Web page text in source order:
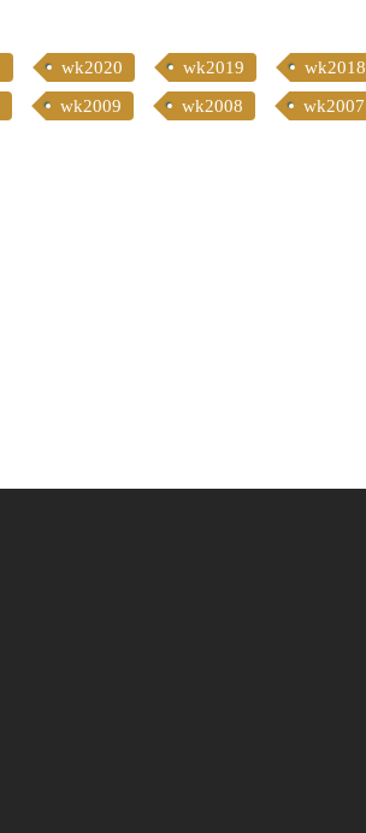
wk2020 wk2019 wk2018
wk2009 wk2008 wk2007